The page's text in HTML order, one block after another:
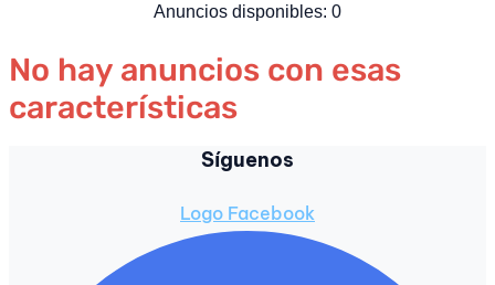
Anuncios disponibles: 0
No hay anuncios con esas
características
Síguenos
Logo Facebook